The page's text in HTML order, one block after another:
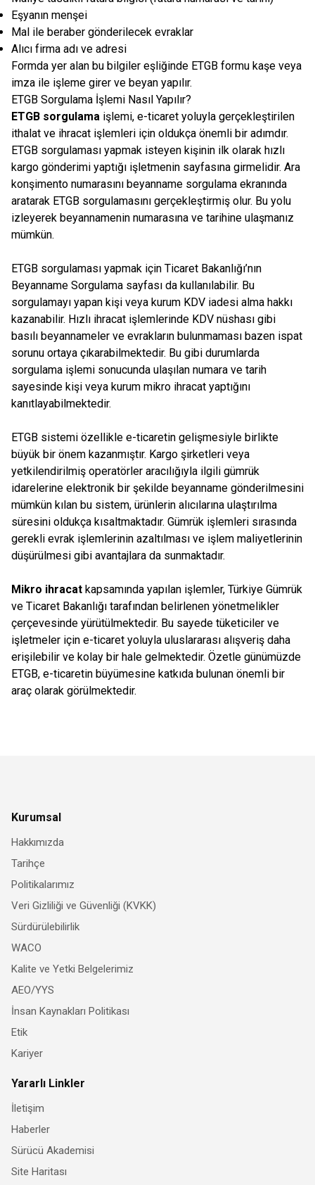
Eşyanın menşei
Mal ile beraber gönderilecek evraklar
Alıcı firma adı ve adresi
Formda yer alan bu bilgiler eşliğinde ETGB formu kaşe veya
imza ile işleme girer ve beyan yapılır.
ETGB Sorgulama İşlemi Nasıl Yapılır?
ETGB sorgulama işlemi, e-ticaret yoluyla gerçekleştirilen
ithalat ve ihracat işlemleri için oldukça önemli bir adımdır.
ETGB sorgulaması yapmak isteyen kişinin ilk olarak hızlı
kargo gönderimi yaptığı işletmenin sayfasına girmelidir. Ara
konşimento numarasını beyanname sorgulama ekranında
aratarak ETGB sorgulamasını gerçekleştirmiş olur. Bu yolu
izleyerek beyannamenin numarasına ve tarihine ulaşmanız
mümkün.
ETGB sorgulaması yapmak için Ticaret Bakanlığı’nın
Beyanname Sorgulama sayfası da kullanılabilir. Bu
sorgulamayı yapan kişi veya kurum KDV iadesi alma hakkı
kazanabilir. Hızlı ihracat işlemlerinde KDV nüshası gibi
basılı beyannameler ve evrakların bulunmaması bazen ispat
sorunu ortaya çıkarabilmektedir. Bu gibi durumlarda
sorgulama işlemi sonucunda ulaşılan numara ve tarih
sayesinde kişi veya kurum mikro ihracat yaptığını
kanıtlayabilmektedir.
ETGB sistemi özellikle e-ticaretin gelişmesiyle birlikte
büyük bir önem kazanmıştır. Kargo şirketleri veya
yetkilendirilmiş operatörler aracılığıyla ilgili gümrük
idarelerine elektronik bir şekilde beyanname gönderilmesini
mümkün kılan bu sistem, ürünlerin alıcılarına ulaştırılma
süresini oldukça kısaltmaktadır. Gümrük işlemleri sırasında
gerekli evrak işlemlerinin azaltılması ve işlem maliyetlerinin
düşürülmesi gibi avantajlara da sunmaktadır.
Mikro ihracat kapsamında yapılan işlemler, Türkiye Gümrük
ve Ticaret Bakanlığı tarafından belirlenen yönetmelikler
çerçevesinde yürütülmektedir. Bu sayede tüketiciler ve
işletmeler için e-ticaret yoluyla uluslararası alışveriş daha
erişilebilir ve kolay bir hale gelmektedir. Özetle günümüzde
ETGB, e-ticaretin büyümesine katkıda bulunan önemli bir
araç olarak görülmektedir.
Kurumsal
Hakkımızda
Tarihçe
Politikalarımız
Veri Gizliliği ve Güvenliği (KVKK)
Sürdürülebilirlik
WACO
Kalite ve Yetki Belgelerimiz
AEO/YYS
İnsan Kaynakları Politikası
Etik
Kariyer
Yararlı Linkler
İletişim
Haberler
Sürücü Akademisi
Site Haritası